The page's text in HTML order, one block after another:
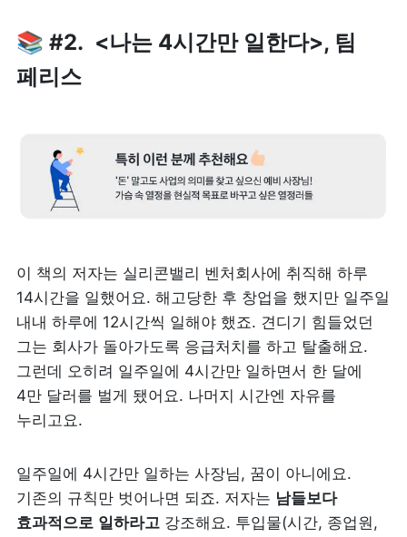
📚 #2.  <나는 4시간만 일한다>, 팀
페리스
이 책의 저자는 실리콘밸리 벤처회사에 취직해 하루
14시간을 일했어요. 해고당한 후 창업을 했지만 일주일
내내 하루에 12시간씩 일해야 했죠. 견디기 힘들었던
그는 회사가 돌아가도록 응급처치를 하고 탈출해요.
그런데 오히려 일주일에 4시간만 일하면서 한 달에
4만 달러를 벌게 됐어요. 나머지 시간엔 자유를
누리고요.
일주일에 4시간만 일하는 사장님, 꿈이 아니에요.
기존의 규칙만 벗어나면 되죠. 저자는 남들보다
효과적으로 일하라고 강조해요. 투입물(시간, 종업원,